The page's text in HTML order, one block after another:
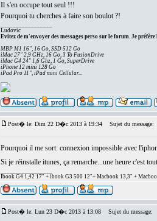
Il s'en occupe tout seul !!!
Pourquoi tu cherches à faire son boulot ?!
Ludovic
Evitez de m'envoyer des messages perso sur le forum. Je préfère
MBP M1 16", 16 Go, SSD 512 Go
iMac 27" 2,9 GHz, 16 Go, 3 To FusionDrive
iMac G4 24" 1,6 Ghz, 1 Go, SuperDrive
iPhone 12 mini 128 Go
iPad Pro 11", iPad mini Cellular...
Post� le: Dim 22 D�c 2013 à 19:34 Sujet du message:
Pourquoi il me sort: connexion impossible avec
Si je réinstalle itunes, ça remarche...une heure c'est
Ibook G4 1,42 17" + ibook G3 500 12"+ Macbook 13,3" +
Post� le: Lun 23 D�c 2013 à 13:08 Sujet du message: